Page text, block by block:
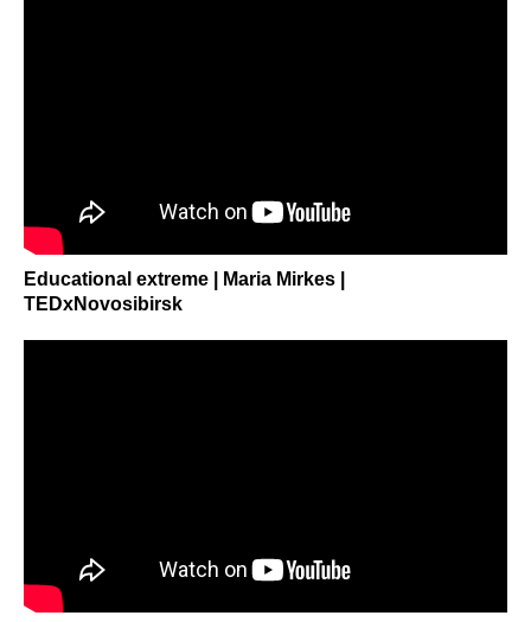
Educational extreme | Maria Mirkes |
TEDxNovosibirsk